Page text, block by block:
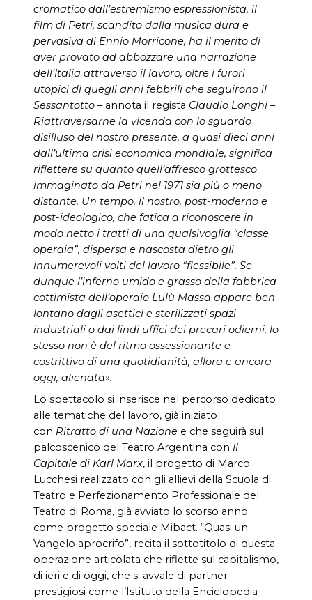
cromatico dall’estremismo espressionista, il
film di Petri, scandito dalla musica dura e
pervasiva di Ennio Morricone, ha il merito di
aver provato ad abbozzare una narrazione
dell’Italia attraverso il lavoro, oltre i furori
utopici di quegli anni febbrili che seguirono il
Sessantotto – annota il regista Claudio Longhi –
Riattraversarne la vicenda con lo sguardo
disilluso del nostro presente, a quasi dieci anni
dall’ultima crisi economica mondiale, significa
riflettere su quanto quell’affresco grottesco
immaginato da Petri nel 1971 sia più o meno
distante. Un tempo, il nostro, post-moderno e
post-ideologico, che fatica a riconoscere in
modo netto i tratti di una qualsivoglia “classe
operaia”, dispersa e nascosta dietro gli
innumerevoli volti del lavoro “flessibile”. Se
dunque l’inferno umido e grasso della fabbrica
cottimista dell’operaio Lulù Massa appare ben
lontano dagli asettici e sterilizzati spazi
industriali o dai lindi uffici dei precari odierni, lo
stesso non è del ritmo ossessionante e
costrittivo di una quotidianità, allora e ancora
oggi, alienata».
Lo spettacolo si inserisce nel percorso dedicato
alle tematiche del lavoro, già iniziato
con Ritratto di una Nazione e che seguirà sul
palcoscenico del Teatro Argentina con Il
Capitale di Karl Marx, il progetto di Marco
Lucchesi realizzato con gli allievi della Scuola di
Teatro e Perfezionamento Professionale del
Teatro di Roma, già avviato lo scorso anno
come progetto speciale Mibact. “Quasi un
Vangelo aprocrifo”, recita il sottotitolo di questa
operazione articolata che riflette sul capitalismo,
di ieri e di oggi, che si avvale di partner
prestigiosi come l’Istituto della Enciclopedia